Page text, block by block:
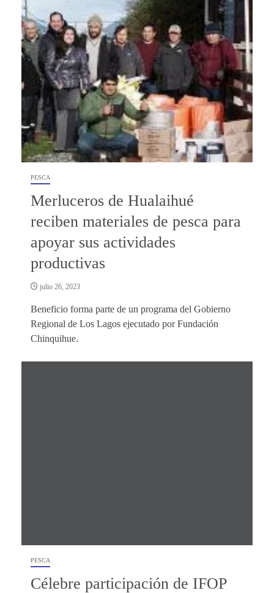
PESCA
Merluceros de Hualaihué
reciben materiales de pesca para
apoyar sus actividades
productivas
julio 26, 2023
Beneficio forma parte de un programa del Gobierno
Regional de Los Lagos ejecutado por Fundación
Chinquihue.
PESCA
Célebre participación de IFOP